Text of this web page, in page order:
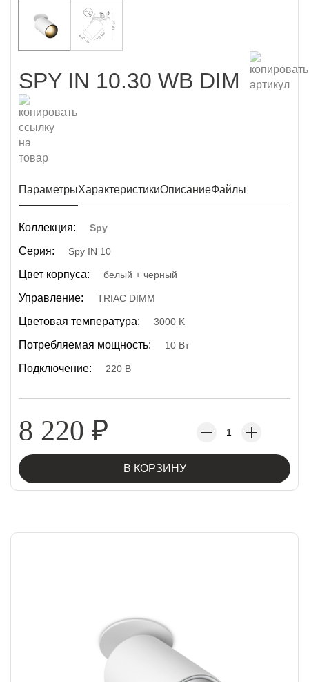
SPY IN 10.30 WB DIM
ПараметрыХарактеристикиОписаниеФайлы
Коллекция: Spy
Серия: Spy IN 10
Цвет корпуса: белый + черный
Управление: TRIAC DIMM
Цветовая температура: 3000 K
Потребляемая мощность: 10 Вт
Подключение: 220 В
8 220 ₽
В КОРЗИНУ